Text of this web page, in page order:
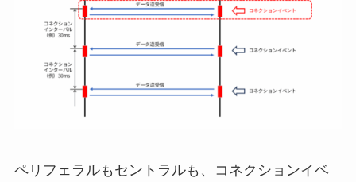
ペリフェラルもセントラルも、コネクションイベ